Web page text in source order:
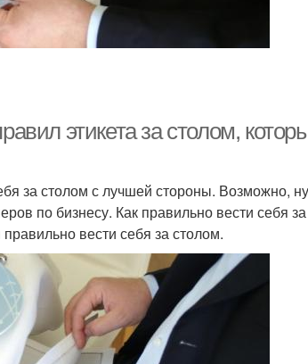
этикета за столом,
за столом с лучшей стороны. Возможно,
по бизнесу. Как правильно вести себя
вести себя за столом.